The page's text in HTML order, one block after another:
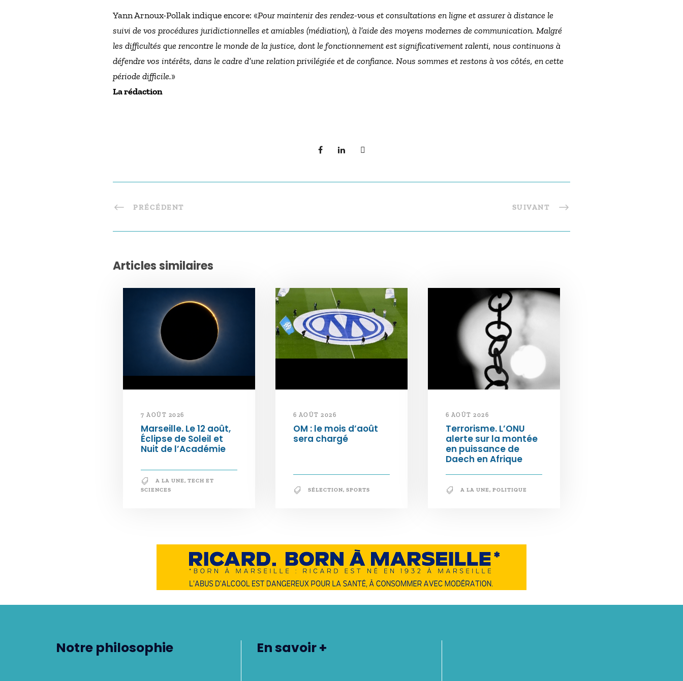
Yann Arnoux-Pollak indique encore: «Pour maintenir des rendez-vous et consultations en ligne et assurer à distance le
suivi de vos procédures juridictionnelles et amiables (médiation), à l’aide des moyens modernes de communication. Malgré
les difficultés que rencontre le monde de la justice, dont le fonctionnement est significativement ralenti, nous continuons à
défendre vos intérêts, dans le cadre d’une relation privilégiée et de confiance. Nous sommes et restons à vos côtés, en cette
période difficile.»
La rédaction
PRÉCÉDENT SUIVANT
Articles similaires
7 AOÛT 2026
Marseille. Le 12 août,
Éclipse de Soleil et
Nuit de l’Académie
A LA UNE, TECH ET
SCIENCES
6 AOÛT 2026
OM : le mois d’août
sera chargé
SÉLECTION, SPORTS
6 AOÛT 2026
Terrorisme. L’ONU
alerte sur la montée
en puissance de
Daech en Afrique
A LA UNE, POLITIQUE
Notre philosophie En savoir +